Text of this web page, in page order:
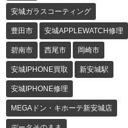
安城ガラスコーティング
豊田市 安城APPLEWATCH修理
碧南市 西尾市 岡崎市
安城IPHONE買取 新安城駅
安城IPHONE修理
MEGAドン・キホーテ新安城店